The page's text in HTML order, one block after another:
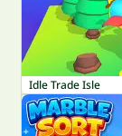
Idle Trade Isle